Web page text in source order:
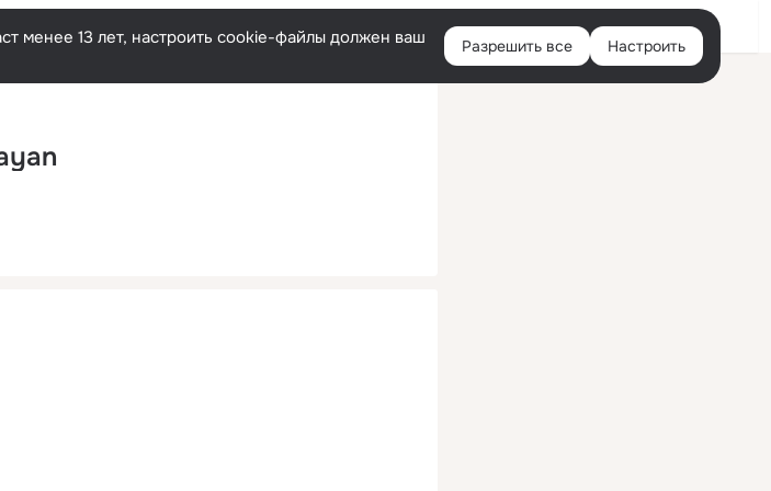
Русский Войти
менее 13 лет, настроить cookie-файлы должен ваш
Разрешить все Настроить